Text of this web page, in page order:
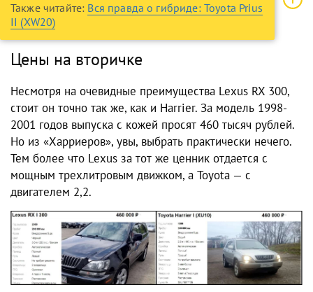
Также читайте: Вся правда о гибриде: Toyota Prius
II (XW20)
Цены на вторичке
Несмотря на очевидные преимущества Lexus RX 300,
стоит он точно так же, как и Harrier. За модель 1998-
2001 годов выпуска с кожей просят 460 тысяч рублей.
Но из «Харриеров», увы, выбрать практически нечего.
Тем более что Lexus за тот же ценник отдается с
мощным трехлитровым движком, а Toyota — с
двигателем 2,2.